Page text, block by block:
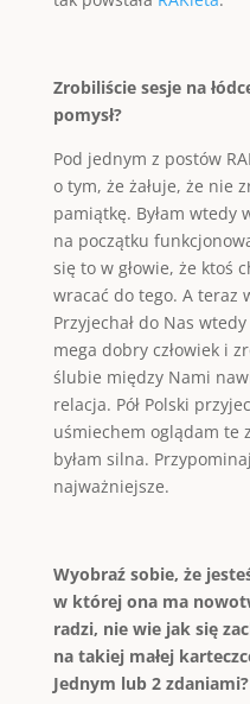
Zrobiliście sesje na
pomysł?
Pod jednym z postów
o tym, że żałuje, że nie
pamiątkę. Byłam wtedy
na początku
się to w głowie, że ktoś
wracać do tego. A teraz
Przyjechał do Nas
mega dobry człowiek i
ślubie między Nami
relacja. Pół Polski
uśmiechem oglądam te
byłam silna.
najważniejsze.
Wyobraź sobie, że
w której ona ma
radzi, nie wie jak się
na takiej małej
Jednym lub 2 zdaniami?